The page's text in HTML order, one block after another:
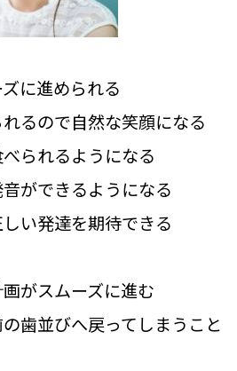
に進められる
るので自然な笑顔になる
られるようになる
ができるようになる
い発達を期待できる
がスムーズに進む
歯並びへ戻ってしまうこと